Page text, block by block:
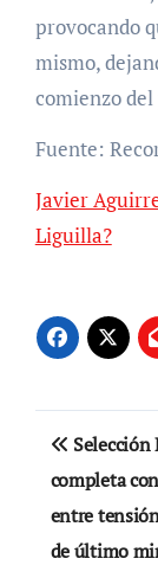
provocando
mismo,
comienzo
Fuente:
Javier
Liguilla?
de
Selección
completa
entre
de último